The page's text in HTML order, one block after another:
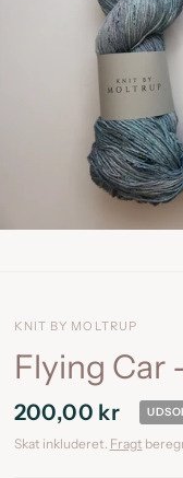
KNIT BY MOLTRUP
Flying Car
200,00 kr
Skat inkluderet. Fragt